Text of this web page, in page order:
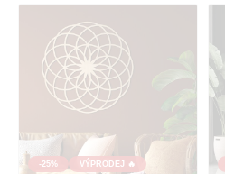
doporučujeme použít pěnovou
Bez vrtání, jednoduše a rychle.
Toto příslušenství si můžete
našem e-shopuu produktu.
U každé velikosti produktu vám
potřebné množství pěnové pásky.
-25% VÝPRODEJ 🔥